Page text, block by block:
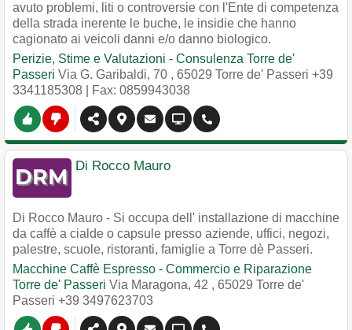
avuto problemi, liti o controversie con l'Ente di competenza
della strada inerente le buche, le insidie che hanno
cagionato ai veicoli danni e/o danno biologico.
Perizie, Stime e Valutazioni - Consulenza Torre de'
Passeri Via G. Garibaldi, 70 , 65029 Torre de' Passeri +39
3341185308 | Fax: 0859943038
Di Rocco Mauro
Di Rocco Mauro - Si occupa dell' installazione di macchine
da caffè a cialde o capsule presso aziende, uffici, negozi,
palestre, scuole, ristoranti, famiglie a Torre dè Passeri.
Macchine Caffè Espresso - Commercio e Riparazione
Torre de' Passeri Via Maragona, 42 , 65029 Torre de'
Passeri +39 3497623703